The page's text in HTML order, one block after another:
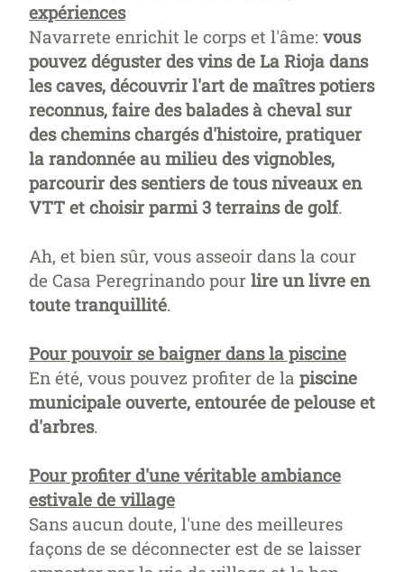
expériences
Navarrete enrichit le corps et l'âme: vous
pouvez déguster des vins de La Rioja dans
les caves, découvrir l'art de maîtres potiers
reconnus, faire des balades à cheval sur
des chemins chargés d'histoire, pratiquer
la randonnée au milieu des vignobles,
parcourir des sentiers de tous niveaux en
VTT et choisir parmi 3 terrains de golf.
Ah, et bien sûr, vous asseoir dans la cour
de Casa Peregrinando pour lire un livre en
toute tranquillité.
Pour pouvoir se baigner dans la piscine
En été, vous pouvez profiter de la piscine
municipale ouverte, entourée de pelouse et
d'arbres.
Pour profiter d'une véritable ambiance
estivale de village
Sans aucun doute, l'une des meilleures
façons de se déconnecter est de se laisser